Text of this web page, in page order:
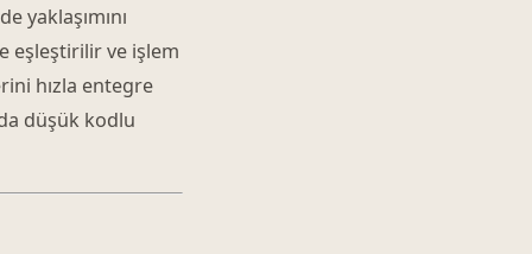
yaklaşımını
eşleştirilir ve işlem
hızla entegre
düşük kodlu